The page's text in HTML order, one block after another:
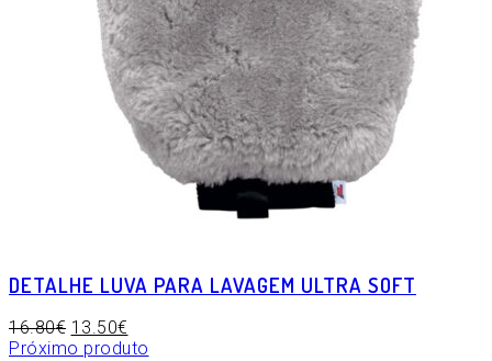
DETALHE LUVA PARA LAVAGEM ULTRA SOFT
16.80€ 13.50€
Próximo produto